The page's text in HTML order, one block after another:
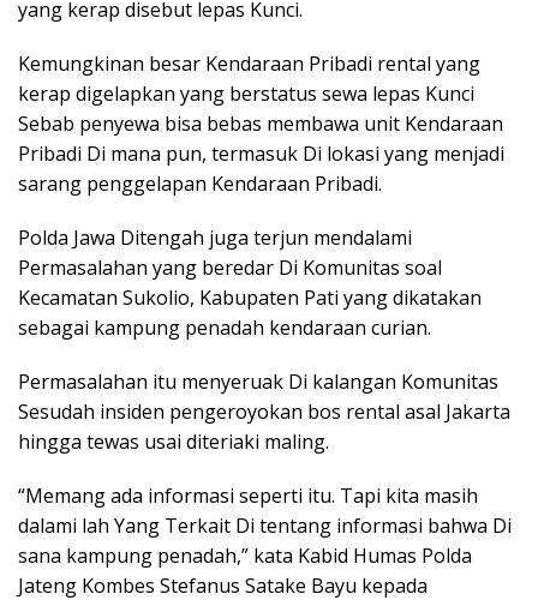
yang kerap disebut lepas Kunci.
Kemungkinan besar Kendaraan Pribadi rental yang
kerap digelapkan yang berstatus sewa lepas Kunci
Sebab penyewa bisa bebas membawa unit Kendaraan
Pribadi Di mana pun, termasuk Di lokasi yang menjadi
sarang penggelapan Kendaraan Pribadi.
Polda Jawa Ditengah juga terjun mendalami
Permasalahan yang beredar Di Komunitas soal
Kecamatan Sukolio, Kabupaten Pati yang dikatakan
sebagai kampung penadah kendaraan curian.
Permasalahan itu menyeruak Di kalangan Komunitas
Sesudah insiden pengeroyokan bos rental asal Jakarta
hingga tewas usai diteriaki maling.
“Memang ada informasi seperti itu. Tapi kita masih
dalami lah Yang Terkait Di tentang informasi bahwa Di
sana kampung penadah,” kata Kabid Humas Polda
Jateng Kombes Stefanus Satake Bayu kepada